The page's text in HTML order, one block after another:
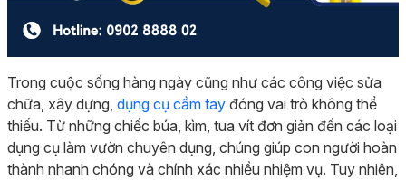
Trong cuộc sống hàng ngày cũng như các công việc sửa
chữa, xây dựng, dụng cụ cầm tay đóng vai trò không thể
thiếu. Từ những chiếc búa, kìm, tua vít đơn giản đến các loại
dụng cụ làm vườn chuyên dụng, chúng giúp con người hoàn
thành nhanh chóng và chính xác nhiều nhiệm vụ. Tuy nhiên,